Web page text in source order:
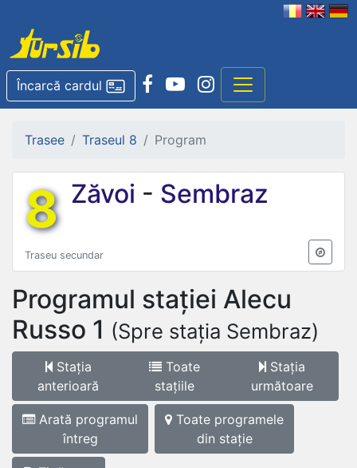
Încarcă cardul
Trasee Traseul 8 Program
8 Zăvoi - Sembraz
Traseu secundar
Programul stației Alecu
Russo 1 (Spre stația Sembraz)
Stația
anterioară
Toate
stațiile
Stația
următoare
Arată programul
întreg
Toate programele
din stație